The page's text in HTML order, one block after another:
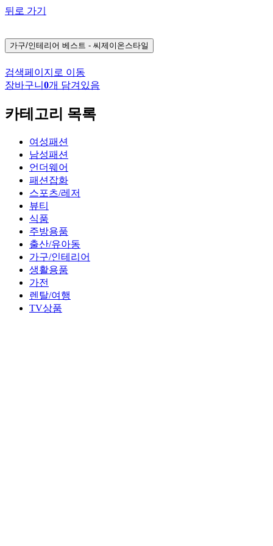
뒤로 가기
가구/인테리어 베스트 - 씨제이온스타일
검색페이지로 이동
장바구니 0개 담겨있음
카테고리 목록
여성패션
남성패션
언더웨어
패션잡화
스포츠/레저
뷰티
식품
주방용품
출산/유아동
가구/인테리어
생활용품
가전
렌탈/여행
TV상품